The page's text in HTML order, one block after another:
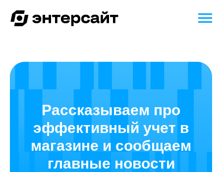
Рассказываем про
эффективный учет в
магазине и сообщаем
главные новости